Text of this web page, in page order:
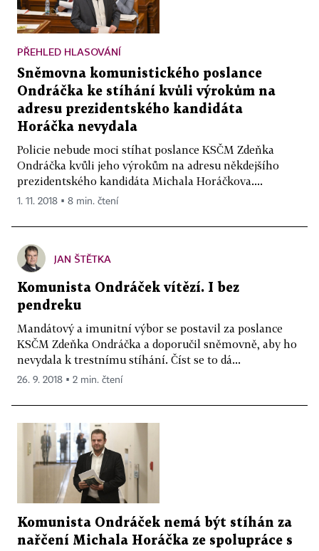
PŘEHLED HLASOVÁNÍ
Sněmovna komunistického poslance
Ondráčka ke stíhání kvůli výrokům na
adresu prezidentského kandidáta
Horáčka nevydala
Policie nebude moci stíhat poslance KSČM Zdeňka
Ondráčka kvůli jeho výrokům na adresu někdejšího
prezidentského kandidáta Michala Horáčkova....
1. 11. 2018 ▪ 8 min. čtení
JAN ŠTĚTKA
Komunista Ondráček vítězí. I bez
pendreku
Mandátový a imunitní výbor se postavil za poslance
KSČM Zdeňka Ondráčka a doporučil sněmovně, aby ho
nevydala k trestnímu stíhání. Číst se to dá...
26. 9. 2018 ▪ 2 min. čtení
Komunista Ondráček nemá být stíhán za
nařčení Michala Horáčka ze spolupráce s